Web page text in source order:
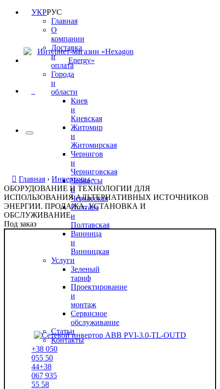
УКРРУС
Главная
О
компании
Доставка
и
оплата
Города
и
области
Киев
и
Киевская
Житомир
и
Житомирская
Чернигов
и
Черниговская
Черкассы
и
Черкасская
Полтава
и
Полтавская
Винница
и
Винницкая
Услуги
Зеленый
тариф
Проектирование
и
монтаж
Сервисное
обслуживание
Статьи
Контакты
+38 050
055 50
44+38
067 935
55 58
Главная › Инверторы›
ОБОРУДОВАНИЕ И ТЕХНОЛОГИИ ДЛЯ
ИСПОЛЬЗОВАНИЯ АЛЬТЕРНАТИВНЫХ ИСТОЧНИКОВ
ЭНЕРГИИ. ПРОДАЖА, УСТАНОВКА И
ОБСЛУЖИВАНИЕ.
Под заказ